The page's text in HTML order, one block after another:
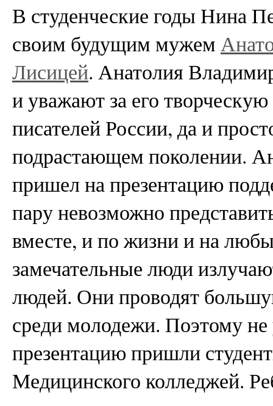
В студенческие годы Нина
своим будущим мужем
Лисицей. Анатолия
и уважают за его
писателей России, да и
подрастающем поколении.
пришел на презентацию
пару невозможно
вместе, и по жизни и на
замечательные люди
людей. Они проводят
среди молодежи. Поэтому не
презентацию пришли
Медицинского колледжей.